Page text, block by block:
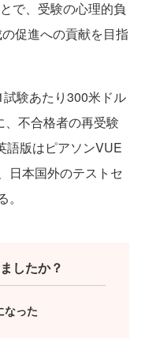
で、受験の心理的負
促進への貢献を目指
験あたり300米ドル
不合格者の再受験
語版はピアソンVUE
日本国外のテストセ
したか？
なった